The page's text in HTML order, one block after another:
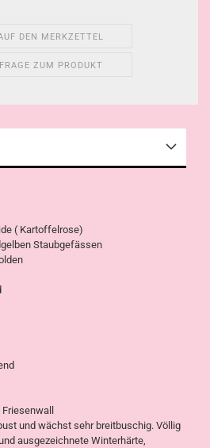
DEN MERKZETTEL
FRAGE ZUM PRODUKT
( Kartoffelrose)
Staubgefässen
und wächst sehr breitbuschig. Völlig
ausgezeichnete Winterhärte,